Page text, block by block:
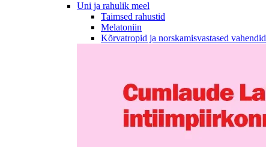
Uni ja rahulik meel
Taimsed rahustid
Melatoniin
Kõrvatropid ja norskamisvastased vahendid